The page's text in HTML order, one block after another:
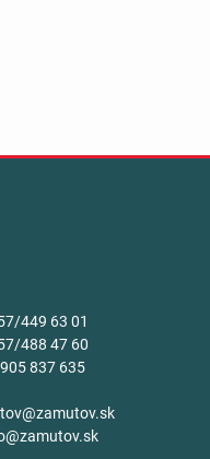
449 63 01
488 47 60
837 635